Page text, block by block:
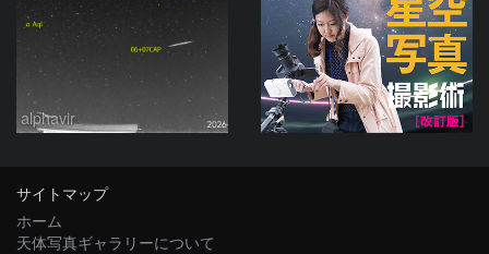
alphavir
サイトマップ
ホーム
天体写真ギャラリーについて